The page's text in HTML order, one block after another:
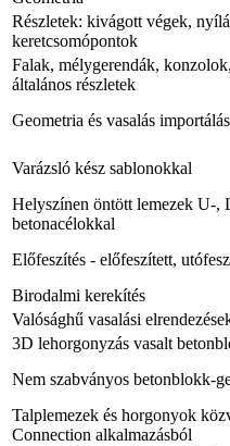
Részletek: kivágott végek,
keretcsomópontok
Falak, mélygerendák,
általános részletek
Geometria és vasalás
Varázsló kész sablonokkal
Helyszínen öntött lemezek U-,
betonacélokkal
Előfeszítés - előfeszített,
Birodalmi kerekítés
Valósághű vasalási
3D lehorgonyzás vasalt
Nem szabványos betonblokk-
Talplemezek és horgonyok
Connection alkalmazásból